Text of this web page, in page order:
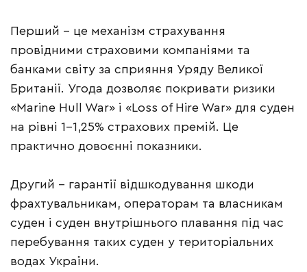
Перший – це механізм страхування
провідними страховими компаніями та
банками світу за сприяння Уряду Великої
Британії. Угода дозволяє покривати ризики
«Marine Hull War» і «Loss of Hire War» для суден
на рівні 1-1,25% страхових премій. Це
практично довоєнні показники.
Другий – гарантії відшкодування шкоди
фрахтувальникам, операторам та власникам
суден і суден внутрішнього плавання під час
перебування таких суден у територіальних
водах України.